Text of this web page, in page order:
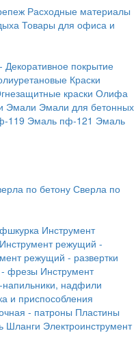
Расходные материалы
Товары для офиса и
Декоративное покрытие
Краски
краски Олифа
Эмали Эмали для бетонных
119 Эмаль пф-121 Эмаль
по бетонуСверла по
Инструмент
Инструмент режущий -
режущий - развертки
фрезы Инструмент
надфили
и приспособления
- патроны Пластины
Шланги Электроинструмент